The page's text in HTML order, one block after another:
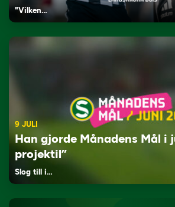
"Vilken…
9 JULI
Han gjorde Månadens Mål i
projektil”
Slog till i…